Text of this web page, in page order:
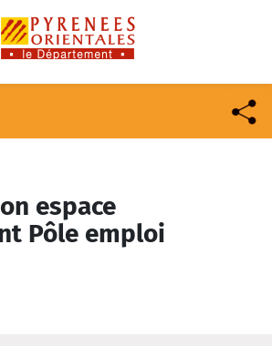
espace
Pôle emploi